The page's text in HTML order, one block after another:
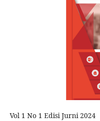
Vol 1 No 1 Edisi Jurni 2024